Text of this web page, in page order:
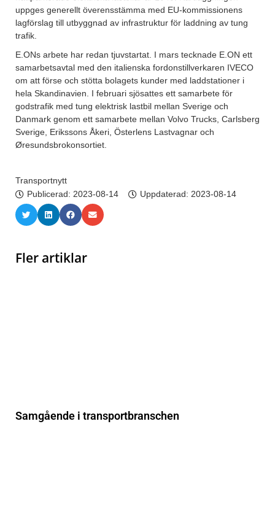
uppges generellt överensstämma med EU-kommissionens
lagförslag till utbyggnad av infrastruktur för laddning av tung
trafik.
E.ONs arbete har redan tjuvstartat. I mars tecknade E.ON ett
samarbetsavtal med den italienska fordonstillverkaren IVECO
om att förse och stötta bolagets kunder med laddstationer i
hela Skandinavien. I februari sjösattes ett samarbete för
godstrafik med tung elektrisk lastbil mellan Sverige och
Danmark genom ett samarbete mellan Volvo Trucks, Carlsberg
Sverige, Erikssons Åkeri, Österlens Lastvagnar och
Øresundsbrokonsortiet.
Transportnytt
Publicerad: 2023-08-14 Uppdaterad: 2023-08-14
Fler artiklar
Samgående i transportbranschen